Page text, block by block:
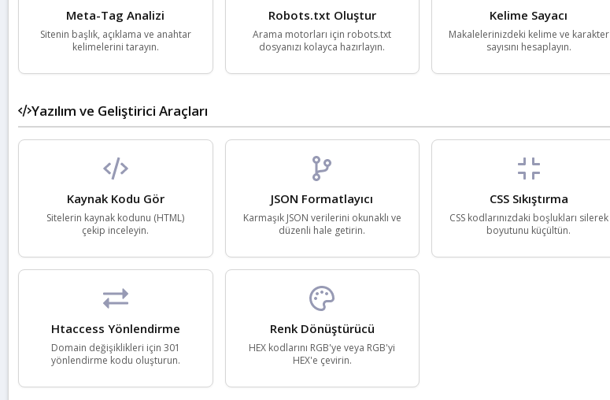
Meta-Tag Analizi
Sitenin başlık, açıklama ve anahtar
kelimelerini tarayın.
Robots.txt Oluştur
Arama motorları için robots.txt
dosyanızı kolayca hazırlayın.
Kelime Sayacı
Makalelerinizdeki kelime ve karakter
sayısını hesaplayın.
Yazılım ve Geliştirici Araçları
Kaynak Kodu Gör
Sitelerin kaynak kodunu (HTML)
çekip inceleyin.
JSON Formatlayıcı
Karmaşık JSON verilerini okunaklı ve
düzenli hale getirin.
CSS Sıkıştırma
CSS kodlarınızdaki boşlukları silerek
boyutunu küçültün.
Htaccess Yönlendirme
Domain değişiklikleri için 301
yönlendirme kodu oluşturun.
Renk Dönüştürücü
HEX kodlarını RGB'ye veya RGB'yi
HEX'e çevirin.